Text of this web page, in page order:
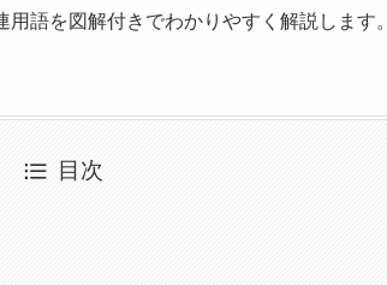
語を図解付きでわかりやすく解説します。
目次